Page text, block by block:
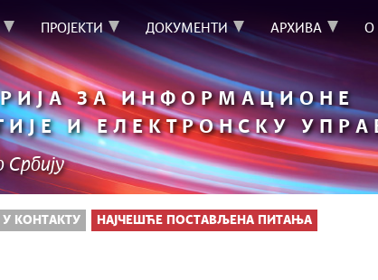
ПРОЈЕКТИ ДОКУМЕНТИ АРХИВА О
ЗА ИНФОРМАЦИОНЕ
И ЕЛЕКТРОНСКУ
Србију
КОНТАКТУ НАЈЧЕШЋЕ ПОСТАВЉЕНА ПИТАЊА